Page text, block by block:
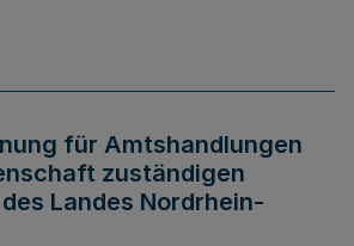
für Amtshandlungen
zuständigen
Landes Nordrhein-